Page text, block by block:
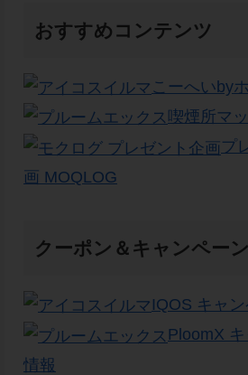
おすすめコンテンツ
こーへいby
喫煙所マ
プ
画 MOQLOG
クーポン＆キャンペー
IQOS キャ
PloomX
情報